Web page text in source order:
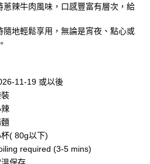
蔥辣牛肉風味，口感豐富有層次，給
地輕鬆享用，無論是宵夜、點心或
11-19 或以後
( 80g以下)
required (3-5 mins)